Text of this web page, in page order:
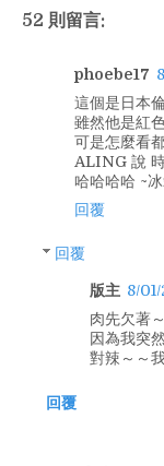
52 則留言:
phoebe17
這個是日本
雖然他是紅
可是怎麼看
ALING 說
哈哈哈哈 ~
回覆
回覆
版主 8/
肉先欠著～
因為我突
對辣～～
回覆